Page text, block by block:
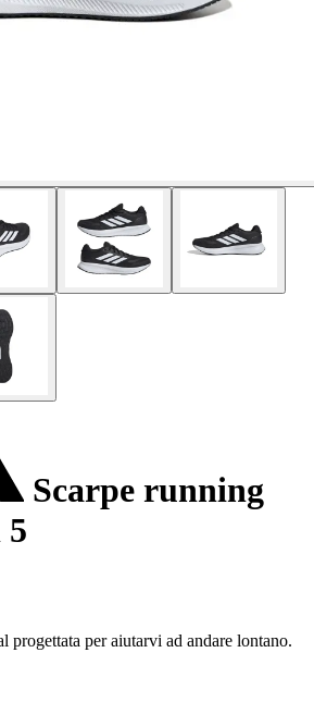
Scarpe running
5
progettata per aiutarvi ad andare lontano.